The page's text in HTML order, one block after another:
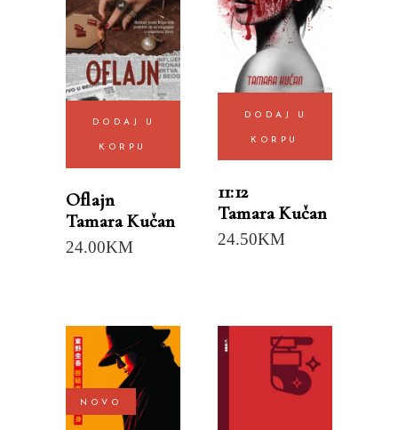
DODAJ U
KORPU
Oflajn
Tamara Kučan
24.00KM
DODAJ U
KORPU
11:12
Tamara Kučan
24.50KM
NOVO